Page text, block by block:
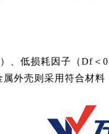
、低损耗因子（Df＜
属外壳则采用符合材